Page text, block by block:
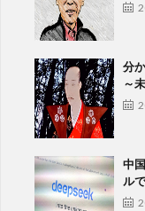
分
～
中
ル